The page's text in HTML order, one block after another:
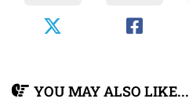
YOU MAY ALSO LIKE...